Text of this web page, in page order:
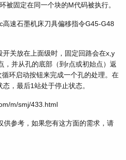
被固定在同一个块的M代码被执行。
高速石墨机床刀具偏移指令G45-G48
开关放在上面级时，固定回路会在x,y
，并从孔的底部（到r点或初始点）返
环启动按钮来完成一个孔的处理。在
，最后1站处于停止状态。
m/smj/433.html
供参考，如果您有这方面的需求，请